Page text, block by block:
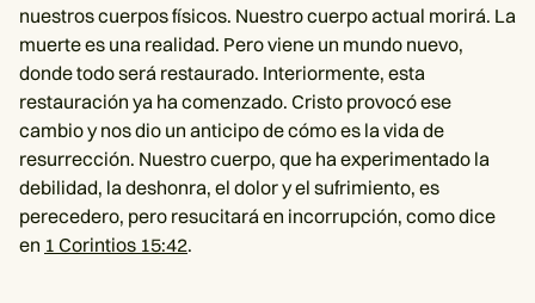
nuestros cuerpos físicos. Nuestro cuerpo actual morirá. La
muerte es una realidad. Pero viene un mundo nuevo,
donde todo será restaurado. Interiormente, esta
restauración ya ha comenzado. Cristo provocó ese
cambio y nos dio un anticipo de cómo es la vida de
resurrección. Nuestro cuerpo, que ha experimentado la
debilidad, la deshonra, el dolor y el sufrimiento, es
perecedero, pero resucitará en incorrupción, como dice
en 1 Corintios 15:42.